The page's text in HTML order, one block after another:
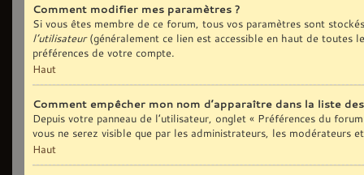
Comment modifier mes paramètres ?
Si vous êtes membre de ce forum, tous vos paramètres sont
l’utilisateur(généralement ce lien est accessible en haut de toutes
préférences de votre compte.
Haut
Comment empêcher mon nom d’apparaître dans la liste
Depuis votre panneau de l’utilisateur, onglet « Préférences du
vous ne serez visible que par les administrateurs, les modérateurs
Haut